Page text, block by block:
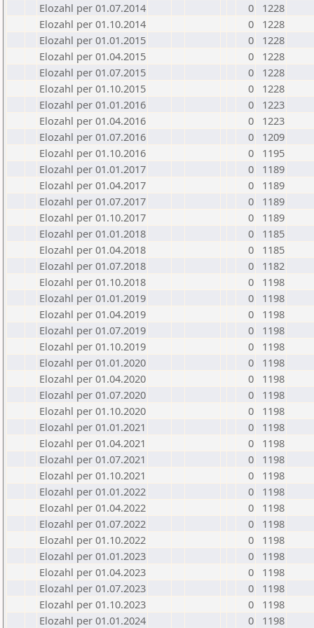
Elozahl per 01.07.2014
0
1228
Elozahl per 01.10.2014
0
1228
Elozahl per 01.01.2015
0
1228
Elozahl per 01.04.2015
0
1228
Elozahl per 01.07.2015
0
1228
Elozahl per 01.10.2015
0
1228
Elozahl per 01.01.2016
0
1223
Elozahl per 01.04.2016
0
1223
Elozahl per 01.07.2016
0
1209
Elozahl per 01.10.2016
0
1195
Elozahl per 01.01.2017
0
1189
Elozahl per 01.04.2017
0
1189
Elozahl per 01.07.2017
0
1189
Elozahl per 01.10.2017
0
1189
Elozahl per 01.01.2018
0
1185
Elozahl per 01.04.2018
0
1185
Elozahl per 01.07.2018
0
1182
Elozahl per 01.10.2018
0
1198
Elozahl per 01.01.2019
0
1198
Elozahl per 01.04.2019
0
1198
Elozahl per 01.07.2019
0
1198
Elozahl per 01.10.2019
0
1198
Elozahl per 01.01.2020
0
1198
Elozahl per 01.04.2020
0
1198
Elozahl per 01.07.2020
0
1198
Elozahl per 01.10.2020
0
1198
Elozahl per 01.01.2021
0
1198
Elozahl per 01.04.2021
0
1198
Elozahl per 01.07.2021
0
1198
Elozahl per 01.10.2021
0
1198
Elozahl per 01.01.2022
0
1198
Elozahl per 01.04.2022
0
1198
Elozahl per 01.07.2022
0
1198
Elozahl per 01.10.2022
0
1198
Elozahl per 01.01.2023
0
1198
Elozahl per 01.04.2023
0
1198
Elozahl per 01.07.2023
0
1198
Elozahl per 01.10.2023
0
1198
Elozahl per 01.01.2024
0
1198